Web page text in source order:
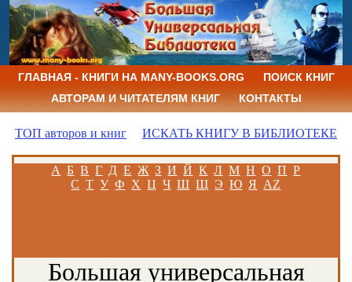
ГЛАВНАЯ - КНИГИ НА MANY-BOOKS.ORG
ПОИСК КНИГ
АВТОРАМ И ЧИТАТЕЛЯМ КНИГ
КОНТАКТЫ
ТОП авторов и книг ИСКАТЬ КНИГУ В БИБЛИОТЕКЕ
А Б В Г Д Е Ж З И Й К Л М Н О П Р
С Т У Ф Х Ц Ч Ш Щ Э Ю Я AZ
Большая универсальная